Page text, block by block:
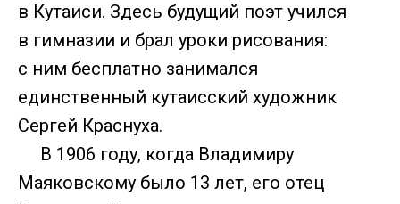
в Кутаиси. Здесь будущий поэт учился
в гимназии и брал уроки рисования:
с ним бесплатно занимался
единственный кутаисский художник
Сергей Краснуха.
В 1906 году, когда Владимиру
Маяковскому было 13 лет, его отец